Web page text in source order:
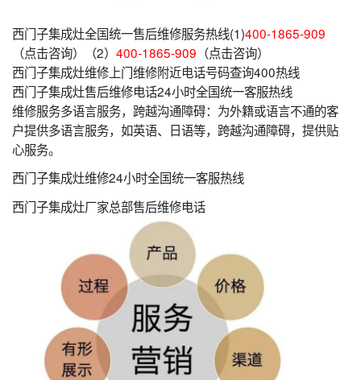
西门子集成灶全国统一售后维修服务热线(1)400-1865-909
（点击咨询）（2） 400-1865-909 （点击咨询）
西门子集成灶维修上门维修附近电话号码查询400热线
西门子集成灶售后维修电话24小时全国统一客服热线
维修服务多语言服务，跨越沟通障碍：为外籍或语言不通的客
户提供多语言服务，如英语、日语等，跨越沟通障碍，提供贴
心服务。
西门子集成灶维修24小时全国统一客服热线
西门子集成灶厂家总部售后维修电话